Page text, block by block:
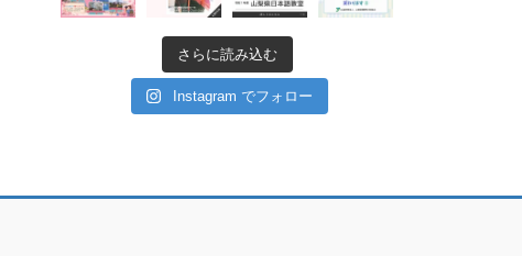
さらに読み込む
Instagram でフォロー